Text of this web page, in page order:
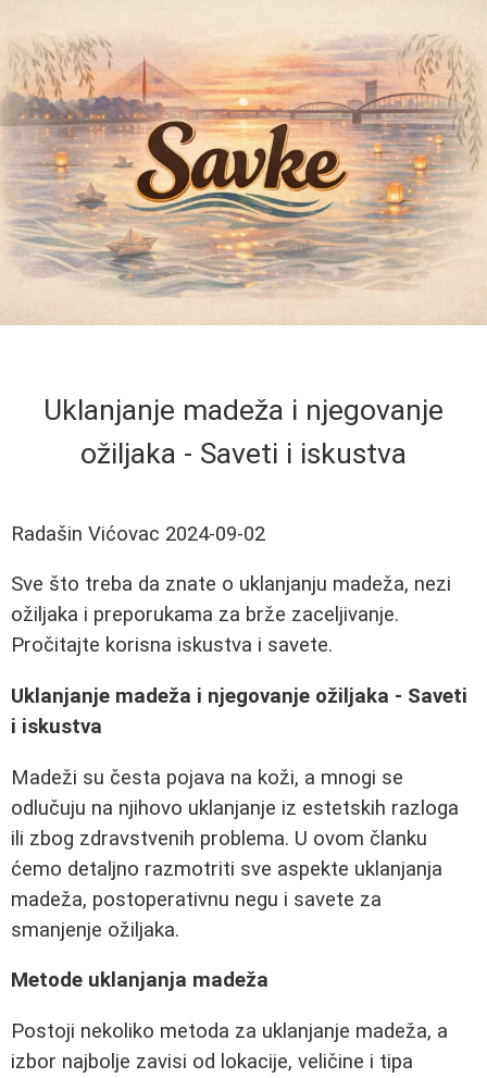
Uklanjanje madeža i njegovanje
ožiljaka - Saveti i iskustva
Radašin Vićovac 2024-09-02
Sve što treba da znate o uklanjanju madeža, nezi
ožiljaka i preporukama za brže zaceljivanje.
Pročitajte korisna iskustva i savete.
Uklanjanje madeža i njegovanje ožiljaka - Saveti
i iskustva
Madeži su česta pojava na koži, a mnogi se
odlučuju na njihovo uklanjanje iz estetskih razloga
ili zbog zdravstvenih problema. U ovom članku
ćemo detaljno razmotriti sve aspekte uklanjanja
madeža, postoperativnu negu i savete za
smanjenje ožiljaka.
Metode uklanjanja madeža
Postoji nekoliko metoda za uklanjanje madeža, a
izbor najbolje zavisi od lokacije, veličine i tipa